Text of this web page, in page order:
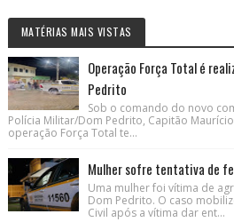
MATÉRIAS MAIS VISTAS
Operação Força Total é
Pedrito
Sob o comando do novo
Polícia Militar/Dom Pedrito, Capitão
operação Força Total te...
Mulher sofre tentativa de
Uma mulher foi vítima de
Dom Pedrito. O caso
Civil após a vítima dar ent...